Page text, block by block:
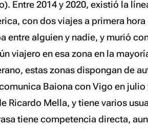
Entre 2014 y 2020, existió la
con dos viajes a primera hora
entre alguien y nadie, y murió
viajero en esa zona en la
estas zonas dispongan de
Baiona con Vigo en
Ricardo Mella, y tiene varios
tiene competencia directa,